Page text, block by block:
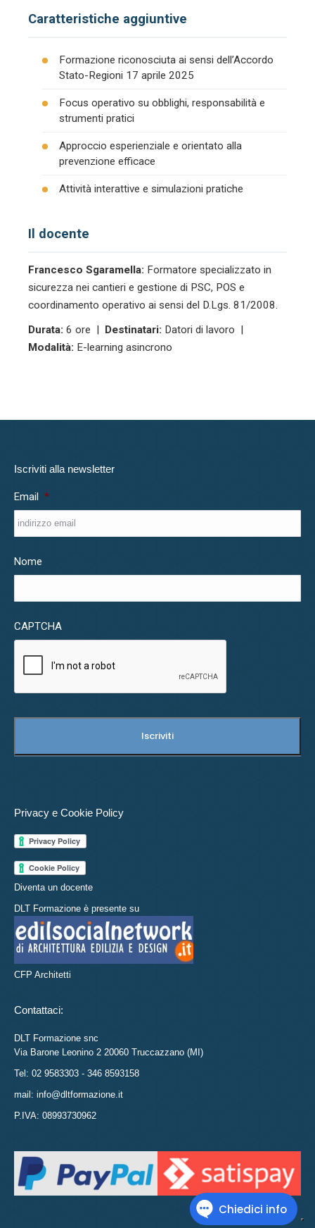
Caratteristiche aggiuntive
Formazione riconosciuta ai sensi dell’Accordo
Stato-Regioni 17 aprile 2025
Focus operativo su obblighi, responsabilità e
strumenti pratici
Approccio esperienziale e orientato alla
prevenzione efficace
Attività interattive e simulazioni pratiche
Il docente
Francesco Sgaramella: Formatore specializzato in
sicurezza nei cantieri e gestione di PSC, POS e
coordinamento operativo ai sensi del D.Lgs. 81/2008.
Durata: 6 ore | Destinatari: Datori di lavoro |
Modalità: E-learning asincrono
Iscriviti alla newsletter
Email *
Nome
CAPTCHA
Privacy e Cookie Policy
Diventa un docente
DLT Formazione è presente su
CFP Architetti
Contattaci:
DLT Formazione snc
Via Barone Leonino 2 20060 Truccazzano (MI)
Tel: 02 9583303 - 346 8593158
mail: info@dltformazione.it
P.IVA: 08993730962